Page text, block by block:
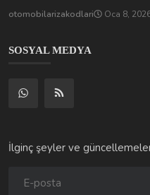
otomobilarizakodlari Oca 8,
SOSYAL MEDYA
İlginç şeyler ve